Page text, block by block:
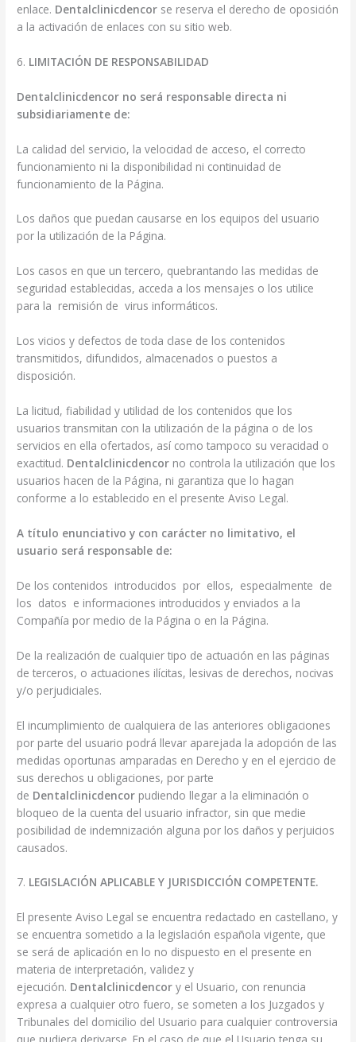
enlace. Dentalclinicdencor se reserva el derecho de oposición
a la activación de enlaces con su sitio web.
6. LIMITACIÓN DE RESPONSABILIDAD
Dentalclinicdencor no será responsable directa ni
subsidiariamente de:
La calidad del servicio, la velocidad de acceso, el correcto
funcionamiento ni la disponibilidad ni continuidad de
funcionamiento de la Página.
Los daños que puedan causarse en los equipos del usuario
por la utilización de la Página.
Los casos en que un tercero, quebrantando las medidas de
seguridad establecidas, acceda a los mensajes o los utilice
para la remisión de virus informáticos.
Los vicios y defectos de toda clase de los contenidos
transmitidos, difundidos, almacenados o puestos a
disposición.
La licitud, fiabilidad y utilidad de los contenidos que los
usuarios transmitan con la utilización de la página o de los
servicios en ella ofertados, así como tampoco su veracidad o
exactitud. Dentalclinicdencor no controla la utilización que los
usuarios hacen de la Página, ni garantiza que lo hagan
conforme a lo establecido en el presente Aviso Legal.
A título enunciativo y con carácter no limitativo, el
usuario será responsable de:
De los contenidos introducidos por ellos, especialmente de
los datos e informaciones introducidos y enviados a la
Compañía por medio de la Página o en la Página.
De la realización de cualquier tipo de actuación en las páginas
de terceros, o actuaciones ilícitas, lesivas de derechos, nocivas
y/o perjudiciales.
El incumplimiento de cualquiera de las anteriores obligaciones
por parte del usuario podrá llevar aparejada la adopción de las
medidas oportunas amparadas en Derecho y en el ejercicio de
sus derechos u obligaciones, por parte
de Dentalclinicdencor pudiendo llegar a la eliminación o
bloqueo de la cuenta del usuario infractor, sin que medie
posibilidad de indemnización alguna por los daños y perjuicios
causados.
7. LEGISLACIÓN APLICABLE Y JURISDICCIÓN COMPETENTE.
El presente Aviso Legal se encuentra redactado en castellano, y
se encuentra sometido a la legislación española vigente, que
se será de aplicación en lo no dispuesto en el presente en
materia de interpretación, validez y
ejecución. Dentalclinicdencor y el Usuario, con renuncia
expresa a cualquier otro fuero, se someten a los Juzgados y
Tribunales del domicilio del Usuario para cualquier controversia